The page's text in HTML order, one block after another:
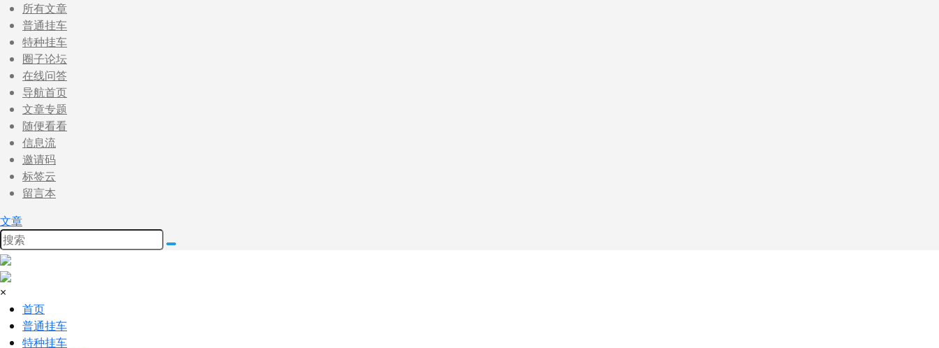
所有文章
普通挂车
特种挂车
圈子论坛
在线问答
导航首页
文章专题
随便看看
信息流
邀请码
标签云
留言本
文章
×
首页
普通挂车
特种挂车